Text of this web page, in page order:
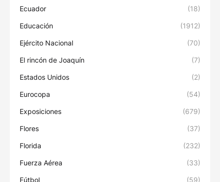
Ecuador (18)
Educación (1912)
Ejército Nacional (70)
El rincón de Joaquín (7)
Estados Unidos (2)
Eurocopa (54)
Exposiciones (679)
Flores (37)
Florida (232)
Fuerza Aérea (33)
Fútbol (59)